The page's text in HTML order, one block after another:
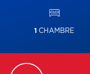
1 CHAMBRE